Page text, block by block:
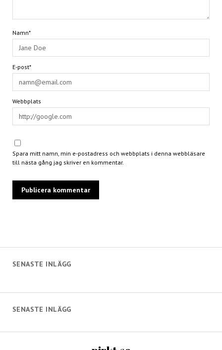
SENASTE INLÄGG
Namn*
E-post*
Webbplats
Spara mitt namn, min e-postadress och webbplats i denna webbläsare
till nästa gång jag skriver en kommentar.
SENASTE INLÄGG